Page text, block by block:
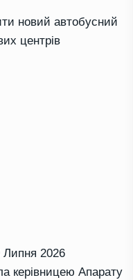
новий автобусний
центрів
Липня 2026
керівницею Апарату